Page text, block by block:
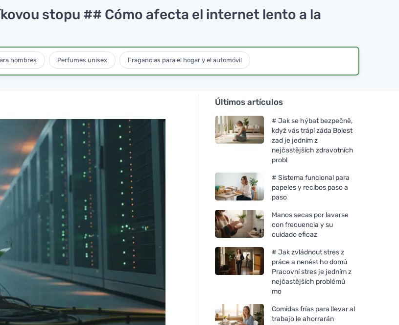
stopu ## Cómo afecta el internet lento a la
hombres Perfumes unisex Fragancias para el hogar y el automóvil
Últimos artículos
# Jak se hýbat bezpečně,
když vás trápí záda Bolest
zad je jedním z
nejčastějších zdravotních
probl
# Sistema funcional para
papeles y recibos paso a
paso
Manos secas por lavarse
con frecuencia y su
cuidado eficaz
# Jak zvládnout stres z
práce a nenést ho domů
Pracovní stres je jedním z
nejčastějších problémů
mo
Comidas frías para llevar al
trabajo le ahorrarán